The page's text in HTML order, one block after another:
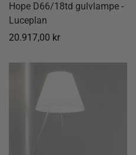
Hope D66/18td gulvlampe -
Luceplan
Normal
20.917,00 kr